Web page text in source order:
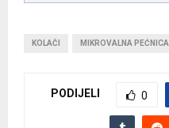
KOLAČI MIKROVALNA PEĆNICA
PODIJELI 0